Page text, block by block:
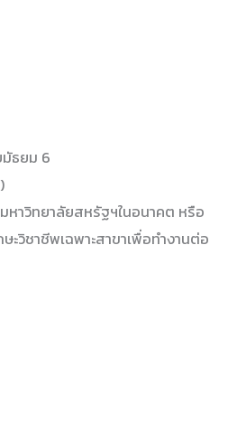
ธยม 6
าวิทยาลัยสหรัฐฯในอนาคต หรือ
ะวิชาชีพเฉพาะสาขาเพื่อทำงานต่อ